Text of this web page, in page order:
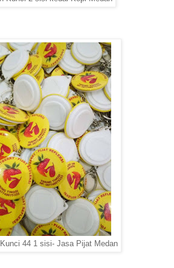
44 1 sisi- Jasa Pijat Medan